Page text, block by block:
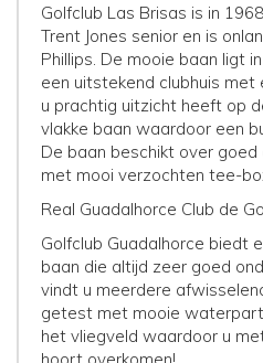
Golfclub Las Brisas is in
Trent Jones senior en is
Phillips. De mooie baan ligt
een uitstekend clubhuis
u prachtig uitzicht heeft op
vlakke baan waardoor een
De baan beschikt over
met mooi verzochten tee-
Real Guadalhorce Club de
Golfclub Guadalhorce biedt
baan die altijd zeer goed
vindt u meerdere
getest met mooie
het vliegveld waardoor u
hoort overkomen!